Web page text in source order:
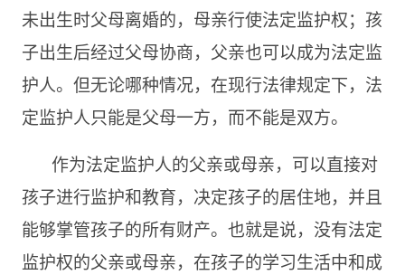
未出生时父母离婚的，母亲行使法定监护权；孩
子出生后经过父母协商，父亲也可以成为法定监
护人。但无论哪种情况，在现行法律规定下，法
定监护人只能是父母一方，而不能是双方。
作为法定监护人的父亲或母亲，可以直接对
孩子进行监护和教育，决定孩子的居住地，并且
能够掌管孩子的所有财产。也就是说，没有法定
监护权的父亲或母亲，在孩子的学习生活中和成